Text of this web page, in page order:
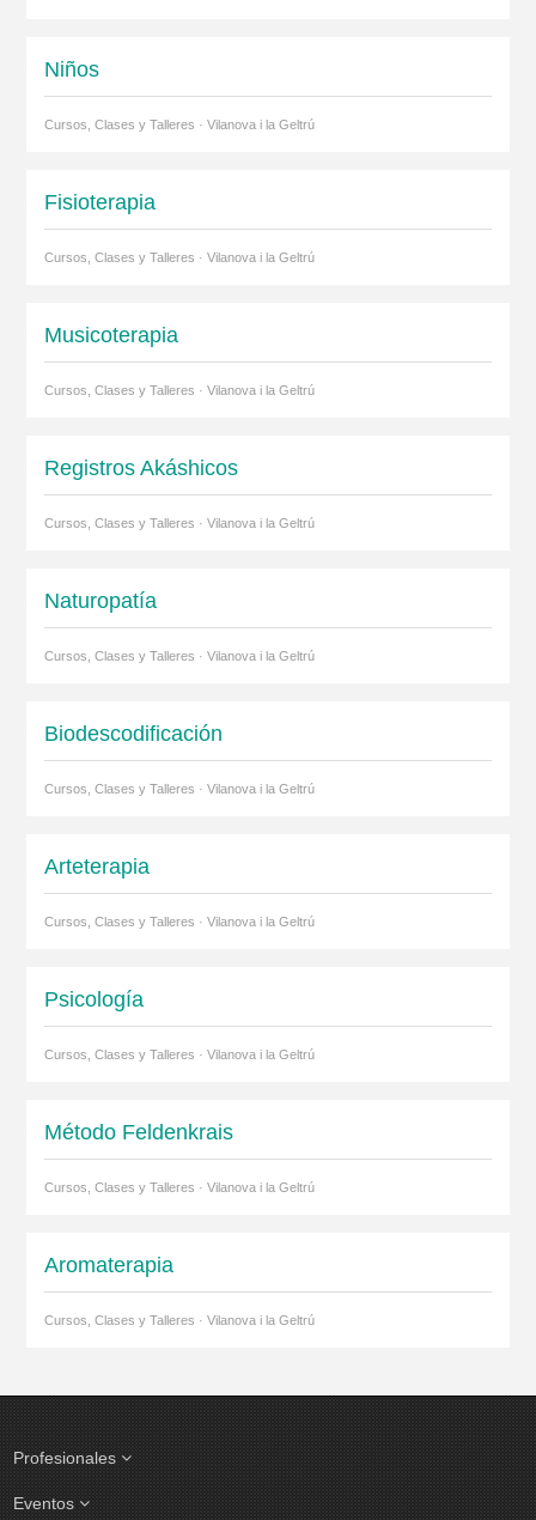
Niños
Cursos, Clases y Talleres · Vilanova i la Geltrú
Fisioterapia
Cursos, Clases y Talleres · Vilanova i la Geltrú
Musicoterapia
Cursos, Clases y Talleres · Vilanova i la Geltrú
Registros Akáshicos
Cursos, Clases y Talleres · Vilanova i la Geltrú
Naturopatía
Cursos, Clases y Talleres · Vilanova i la Geltrú
Biodescodificación
Cursos, Clases y Talleres · Vilanova i la Geltrú
Arteterapia
Cursos, Clases y Talleres · Vilanova i la Geltrú
Psicología
Cursos, Clases y Talleres · Vilanova i la Geltrú
Método Feldenkrais
Cursos, Clases y Talleres · Vilanova i la Geltrú
Aromaterapia
Cursos, Clases y Talleres · Vilanova i la Geltrú
Profesionales
Eventos